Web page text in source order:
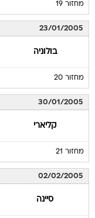
מחזור 19
23/01/2005
בולוניה
מחזור 20
30/01/2005
קליארי
מחזור 21
02/02/2005
סיינה